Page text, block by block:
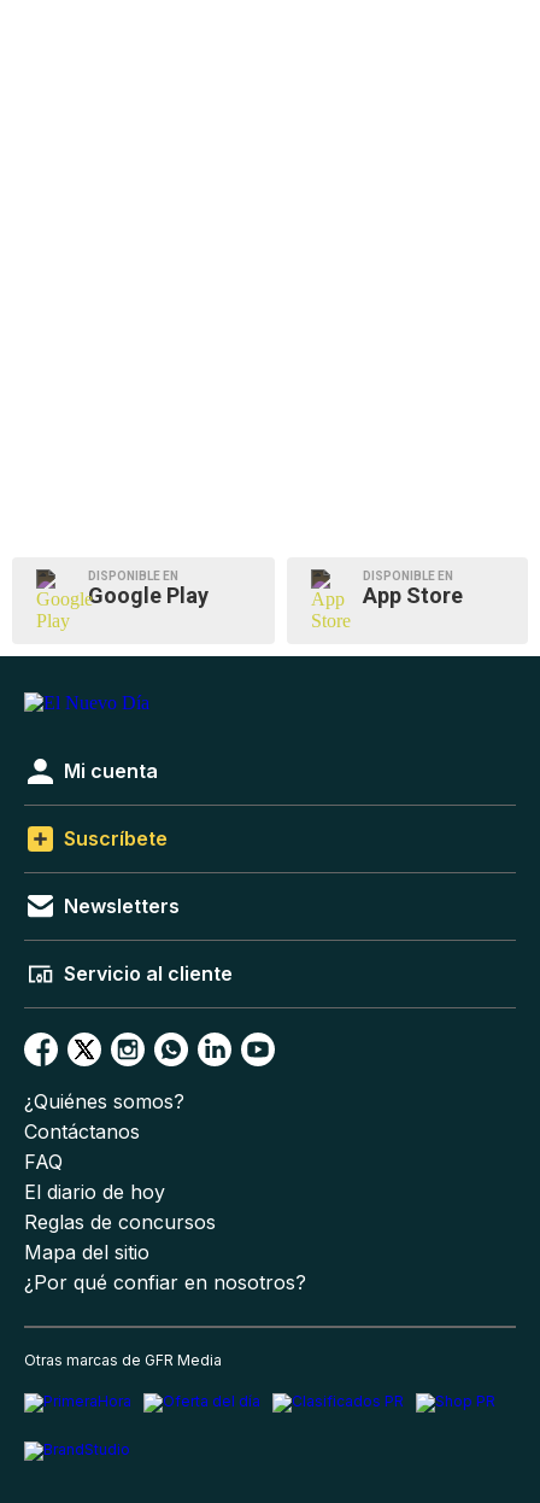
DISPONIBLE EN
Google Play
DISPONIBLE EN
App Store
Mi cuenta
Suscríbete
Newsletters
Servicio al cliente
¿Quiénes somos?
Contáctanos
FAQ
El diario de hoy
Reglas de concursos
Mapa del sitio
¿Por qué confiar en nosotros?
Otras marcas de GFR Media